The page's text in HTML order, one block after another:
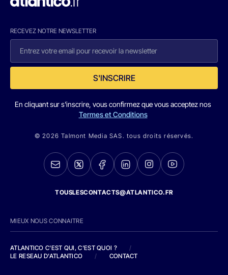
RECEVEZ NOTRE NEWSLETTER
S'INSCRIRE
En cliquant sur s'inscrire, vous confirmez que vous acceptez nos
Termes et Conditions
© 2026 Talmont Media SAS. tous droits réservés.
TOUSLESCONTACTS@ATLANTICO.FR
MIEUX NOUS CONNAITRE
ATLANTICO C'EST QUI, C'EST QUOI ?
/
LE RESEAU D'ATLANTICO
/ CONTACT